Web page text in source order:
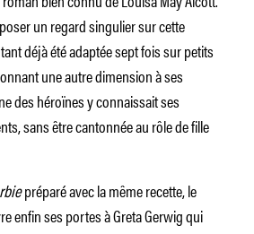
un regard singulier sur cette
déjà été adaptée sept fois sur petits
une autre dimension à ses
des héroïnes y connaissait ses
sans être cantonnée au rôle de fille
préparé avec la même recette, le
enfin ses portes à Greta Gerwig qui